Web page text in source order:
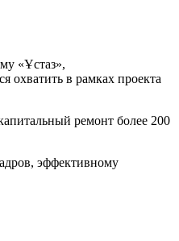
«Ұстаз»,
охватить в рамках проекта
ремонт более 200
эффективному